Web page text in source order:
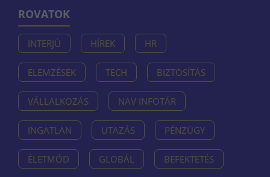
ROVATOK
INTERJÚ HÍREK HR
ELEMZÉSEK TECH BIZTOSÍTÁS
VÁLLALKOZÁS NAV INFOTÁR
INGATLAN UTAZÁS PÉNZÜGY
ÉLETMÓD GLOBÁL BEFEKTETÉS